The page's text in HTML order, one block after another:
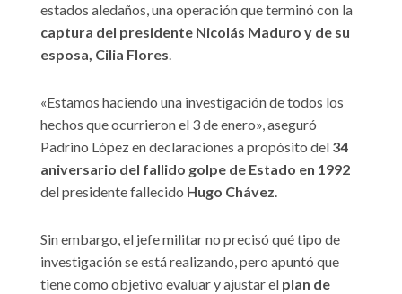
estados aledaños, una operación que terminó con la
captura del presidente Nicolás Maduro y de su
esposa, Cilia Flores.
«Estamos haciendo una investigación de todos los
hechos que ocurrieron el 3 de enero», aseguró
Padrino López en declaraciones a propósito del 34
aniversario del fallido golpe de Estado en 1992
del presidente fallecido Hugo Chávez.
Sin embargo, el jefe militar no precisó qué tipo de
investigación se está realizando, pero apuntó que
tiene como objetivo evaluar y ajustar el plan de